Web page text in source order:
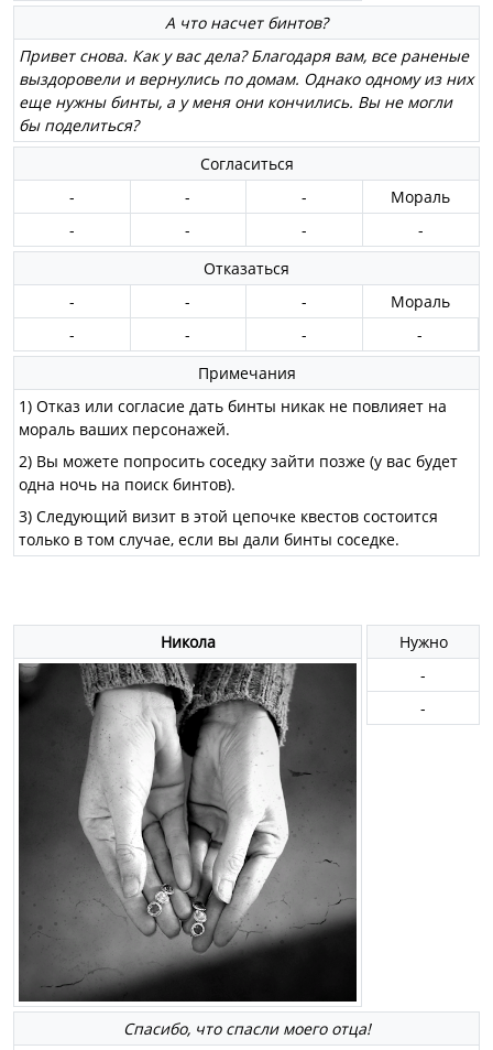
А что насчет бинтов?
Привет снова. Как у вас дела? Благодаря вам, все раненые
выздоровели и вернулись по домам. Однако одному из них
еще нужны бинты, а у меня они кончились. Вы не могли
бы поделиться?
Согласиться
-
- -
Мораль
-
- -
-
Отказаться
-
- -
Мораль
-
- -
-
Примечания
1) Отказ или согласие дать бинты никак не повлияет на
мораль ваших персонажей.
2) Вы можете попросить соседку зайти позже (у вас будет
одна ночь на поиск бинтов).
3) Следующий визит в этой цепочке квестов состоится
только в том случае, если вы дали бинты соседке.
Никола
Спасибо, что спасли моего отца!
Нужно
-
-